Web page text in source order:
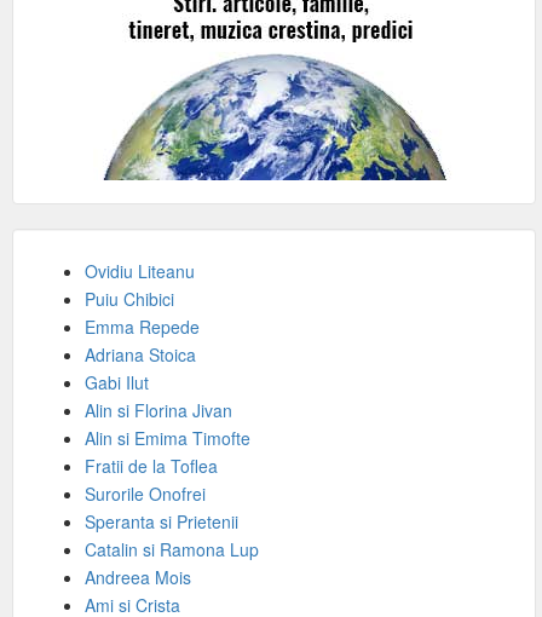
Ovidiu Liteanu
Puiu Chibici
Emma Repede
Adriana Stoica
Gabi Ilut
Alin si Florina Jivan
Alin si Emima Timofte
Fratii de la Toflea
Surorile Onofrei
Speranta si Prietenii
Catalin si Ramona Lup
Andreea Mois
Ami si Crista